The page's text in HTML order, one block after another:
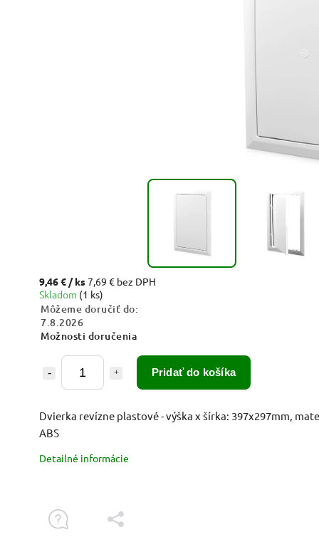
9,46 € / ks7,69 € bez DPH
Skladom (1 ks)
Môžeme doručiť do:
7.8.2026
Možnosti doručenia
Pridať do košíka
Dvierka revízne plastové - výška x šírka: 397x297mm,
ABS
Detailné informácie